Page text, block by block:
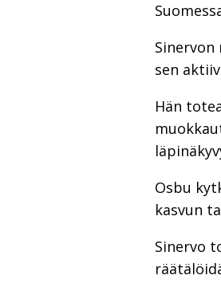
sen
Hän
Osbu
kasvun
Sinervo